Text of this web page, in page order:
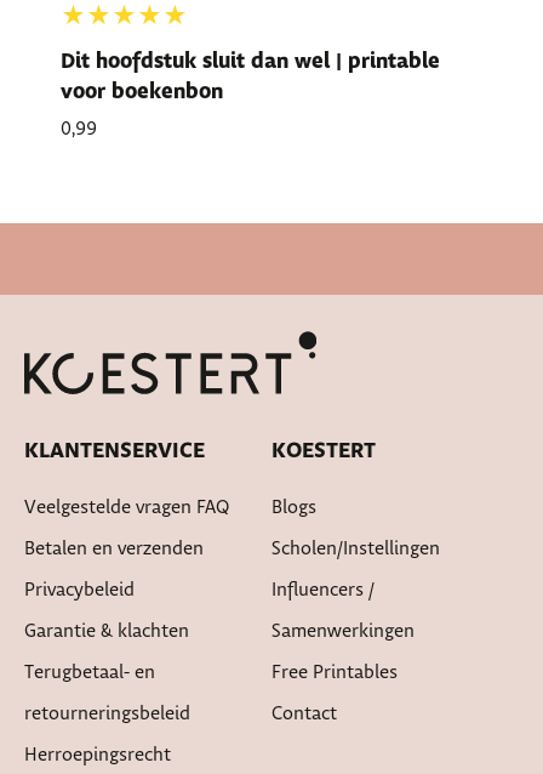
★★★★★
Dit hoofdstuk sluit dan wel | printable
voor boekenbon
0,99
Cadeautje bij bestelling
KLANTENSERVICE
Veelgestelde vragen FAQ
Betalen en verzenden
Privacybeleid
Garantie & klachten
Terugbetaal- en
retourneringsbeleid
Herroepingsrecht
KOESTERT
Blogs
Scholen/instellingen
Influencers /
Samenwerkingen
Free Printables
Contact